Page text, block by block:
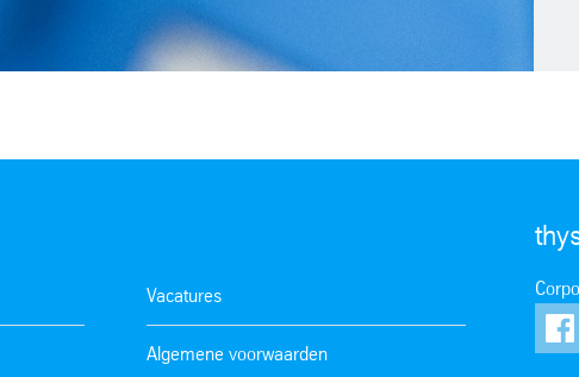
Vacatures
Algemene voorwaarden